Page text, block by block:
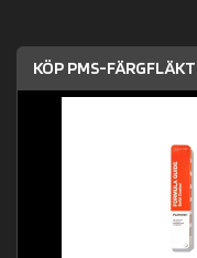
KÖP PMS-FÄRGFLÄKT